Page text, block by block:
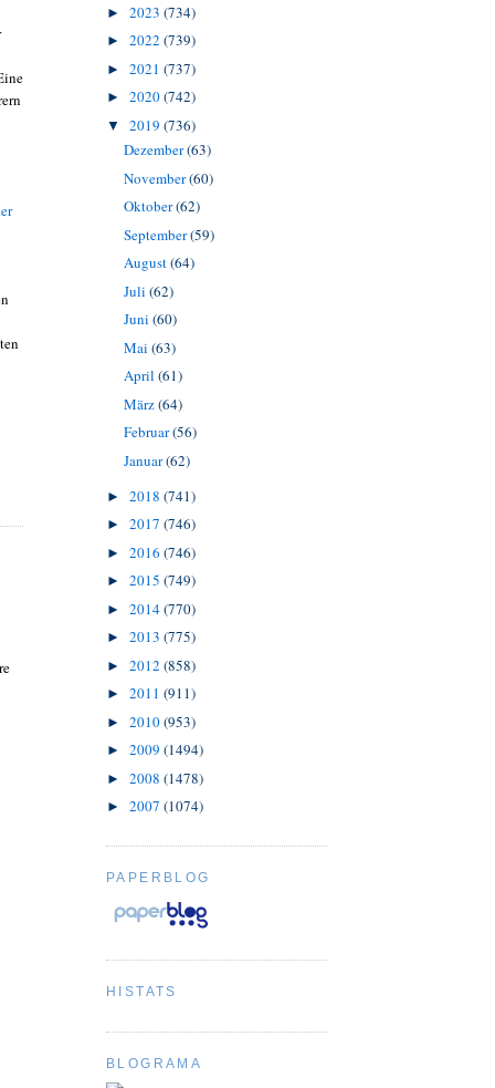
er
► 2023 (734)
► 2022 (739)
► 2021 (737)
► 2020(742)
▼ 2019 (736)
Dezember(63)
November(60)
Oktober(62)
September(59)
August(64)
Juli (62)
Juni (60)
Mai (63)
April (61)
März(64)
Februar(56)
Januar(62)
► 2018 (741)
► 2017 (746)
► 2016 (746)
► 2015 (749)
► 2014(770)
► 2013 (775)
► 2012 (858)
► 2011 (911)
► 2010(953)
► 2009 (1494)
► 2008 (1478)
► 2007 (1074)
PAPERBLOG
HISTATS
BLOGRAMA